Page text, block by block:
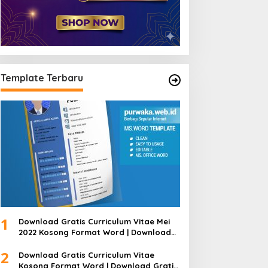
Template Terbaru
1
Download Gratis Curriculum Vitae Mei
2022 Kosong Format Word | Download
Bisa Diedit
2
Download Gratis Curriculum Vitae
Kosong Format Word | Download Gratis